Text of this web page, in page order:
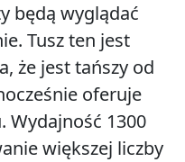
będą wyglądać
Tusz ten jest
że jest tańszy od
oferuje
Wydajność 1300
większej liczby